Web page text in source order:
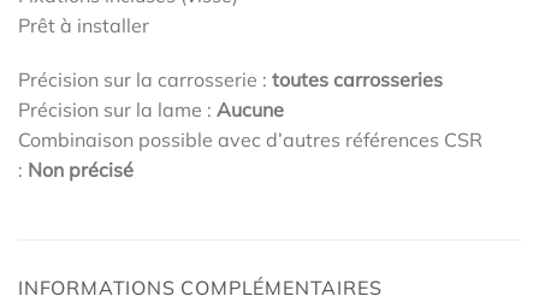
Prêt à installer
Précision sur la carrosserie : toutes carrosseries
Précision sur la lame : Aucune
Combinaison possible avec d’autres références CSR
: Non précisé
INFORMATIONS COMPLÉMENTAIRES